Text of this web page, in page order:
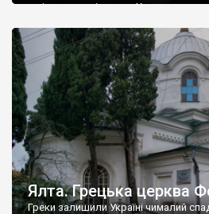
є відданими вірянами Христа
Ялта. Грецька церква
Греки залишили Україні чималий